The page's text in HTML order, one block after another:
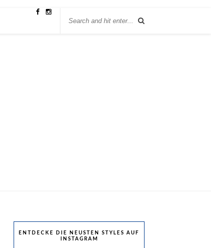
ENTDECKE DIE NEUSTEN STYLES AUF
INSTAGRAM